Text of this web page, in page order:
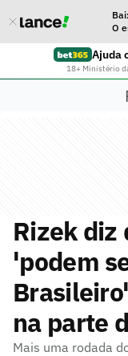
O
Ajuda
18+ Ministério
Rizek diz
'podem
na parte
Mais uma rodada